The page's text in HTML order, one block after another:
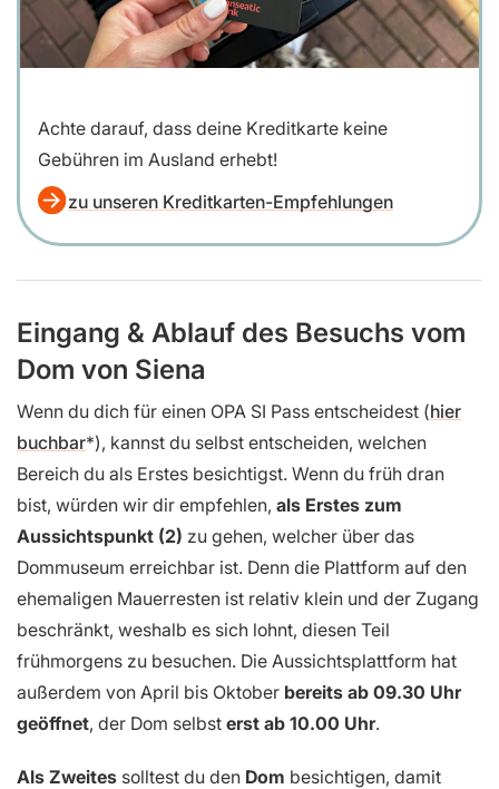
Achte darauf, dass deine Kreditkarte keine
Gebühren im Ausland erhebt!
zu unseren Kreditkarten-Empfehlungen
Eingang & Ablauf des Besuchs vom
Dom von Siena
Wenn du dich für einen OPA SI Pass entscheidest (hier
buchbar ), kannst du selbst entscheiden, welchen
Bereich du als Erstes besichtigst. Wenn du früh dran
bist, würden wir dir empfehlen, als Erstes zum
Aussichtspunkt (2) zu gehen, welcher über das
Dommuseum erreichbar ist. Denn die Plattform auf den
ehemaligen Mauerresten ist relativ klein und der Zugang
beschränkt, weshalb es sich lohnt, diesen Teil
frühmorgens zu besuchen. Die Aussichtsplattform hat
außerdem von April bis Oktober bereits ab 09.30 Uhr
geöffnet, der Dom selbst erst ab 10.00 Uhr.
Als Zweites solltest du den Dom besichtigen, damit